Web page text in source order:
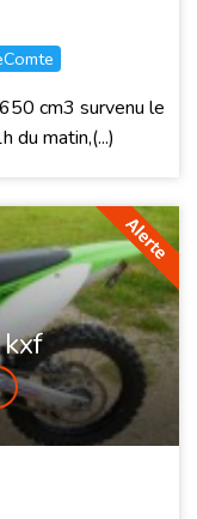
cm3 survenu le
du matin,(...)